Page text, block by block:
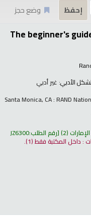
وضع حجز
The beginner's
الأدبي: غير أدبي
Santa Monica, CA : RAND
(2) رقم الطلب:JZ6300
: داخل المكتبة فقط(1).